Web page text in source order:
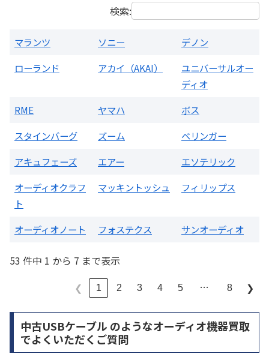
検索:
マランツ ソニー
デノン
ローランド
アカイ（AKAI）
ユニバーサルオー
ディオ
RME
ヤマハ
ボス
スタインバーグ
ズーム
ベリンガー
アキュフェーズ
エアー
エソテリック
オーディオクラフ
ト
マッキントッシュ フィリップス
オーディオノート フォステクス サンオーディオ
53 件中 1 から 7 まで表示
❮ 1 2 3 4 5 … 8 ❯
中古USBケーブル のようなオーディオ機器買取
でよくいただくご質問